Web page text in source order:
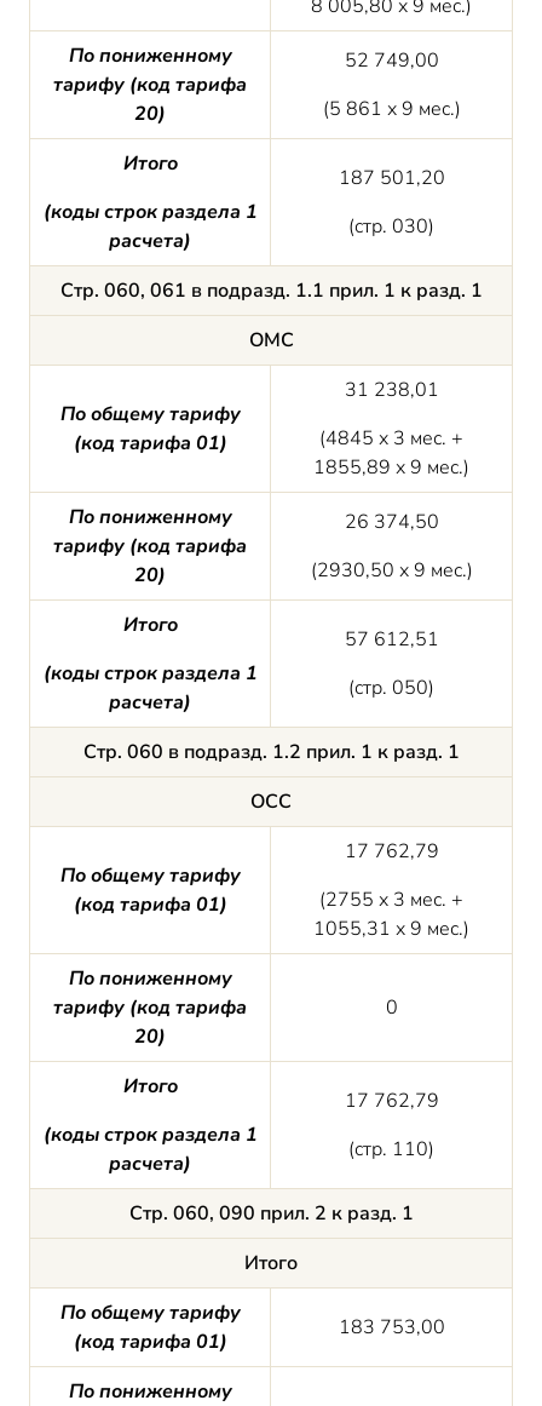
8 005,80 х 9 мес.)
По пониженному
тарифу (код тарифа
20)
52 749,00
(5 861 х 9 мес.)
Итого
(коды строкраздела 1
расчета)
187 501,20
(стр. 030)
Стр. 060, 061 в подразд. 1.1 прил. 1 к разд. 1
ОМС
По общему тарифу
(код тарифа 01)
31 238,01
(4845 х 3 мес. +
1855,89 х 9 мес.)
По пониженному
тарифу (код тарифа
20)
26 374,50
(2930,50 х 9 мес.)
Итого
(коды строкраздела 1
расчета)
57 612,51
(стр. 050)
Стр. 060 в подразд. 1.2 прил. 1 к разд. 1
ОСС
По общему тарифу
(код тарифа 01)
17 762,79
(2755 х 3 мес. +
1055,31 х 9 мес.)
По пониженному
тарифу (код тарифа
20)
0
Итого
(коды строкраздела 1
расчета)
17 762,79
(стр. 110)
Стр. 060, 090 прил. 2 к разд. 1
Итого
По общему тарифу
(код тарифа 01)
183 753,00
По пониженному